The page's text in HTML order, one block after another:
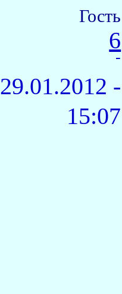
Гость
6
-
29.01.2012 -
15:07